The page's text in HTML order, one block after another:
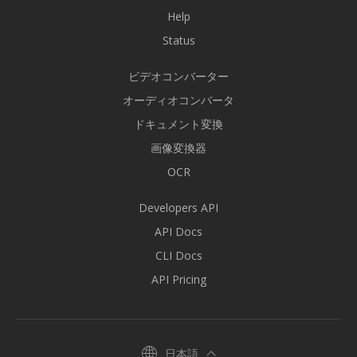
Help
Status
ビデオコンバーター
オーディオコンバータ
ドキュメント変換
画像変換器
OCR
Developers API
API Docs
CLI Docs
API Pricing
日本語